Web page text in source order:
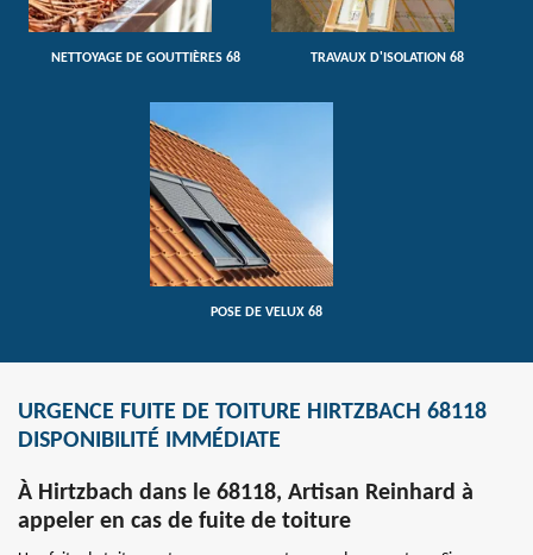
NETTOYAGE DE GOUTTIÈRES 68 TRAVAUX D'ISOLATION 68
POSE DE VELUX 68
URGENCE FUITE DE TOITURE HIRTZBACH 68118
DISPONIBILITÉ IMMÉDIATE
À Hirtzbach dans le 68118, Artisan Reinhard à
appeler en cas de fuite de toiture